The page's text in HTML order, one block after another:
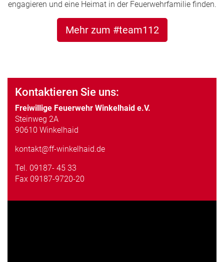
engagieren und eine Heimat in der Feuerwehrfamilie finden.
Mehr zum #team112
Kontaktieren Sie uns:
Freiwillige Feuerwehr Winkelhaid e.V.
Steinweg 2A
90610 Winkelhaid
kontakt@ff-winkelhaid.de
Tel. 09187- 45 33
Fax 09187-9720-20